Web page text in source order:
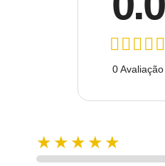
0 Avaliação
★★★★★